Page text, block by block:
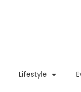
Lifestyle